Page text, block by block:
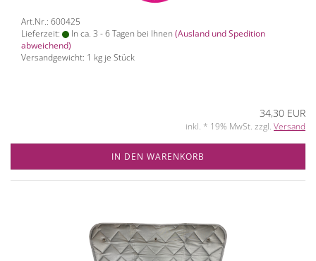
Art.Nr.: 600425
Lieferzeit:
In ca. 3 - 6 Tagen bei Ihnen (Ausland und Spedition
abweichend)
Versandgewicht: 1 kg je Stück
34,30 EUR
inkl. * 19% MwSt. zzgl. Versand
IN DEN WARENKORB